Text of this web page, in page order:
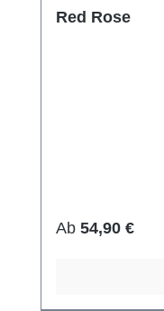
Red Rose
Regulärer Preis:
Ab 54,90 €